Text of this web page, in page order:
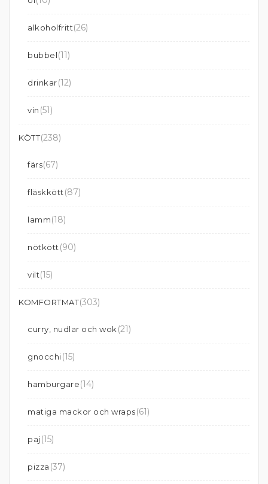
alkoholfritt(26)
bubbel(11)
drinkar(12)
vin (51)
KÖTT(238)
färs(67)
fläskkött (87)
lamm(18)
nötkött (90)
vilt(15)
KOMFORTMAT(303)
curry, nudlar och wok (21)
gnocchi(15)
hamburgare(14)
matiga mackor och wraps(61)
paj(15)
pizza (37)